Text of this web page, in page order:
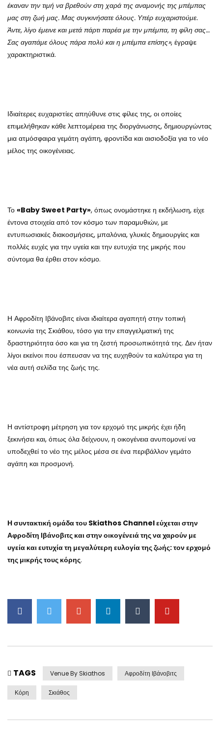
έκαναν την τιμή να βρεθούν στη χαρά της αναμονής της μπέμπας
μας στη ζωή μας. Μας συγκινήσατε όλους. Υπέρ ευχαριστούμε.
Άντε, λίγο έμεινε και μετά πάρτι παρέα με την μπέμπα, τη φίλη σας…
Σας αγαπάμε όλους πάρα πολύ και η μπέμπα επίσης», έγραψε
χαρακτηριστικά.
Ιδιαίτερες ευχαριστίες απηύθυνε στις φίλες της, οι οποίες
επιμελήθηκαν κάθε λεπτομέρεια της διοργάνωσης, δημιουργώντας
μια ατμόσφαιρα γεμάτη αγάπη, φροντίδα και αισιοδοξία για το νέο
μέλος της οικογένειας.
Το «Baby Sweet Party», όπως ονομάστηκε η εκδήλωση, είχε
έντονα στοιχεία από τον κόσμο των παραμυθιών, με
εντυπωσιακές διακοσμήσεις, μπαλόνια, γλυκές δημιουργίες και
πολλές ευχές για την υγεία και την ευτυχία της μικρής που
σύντομα θα έρθει στον κόσμο.
Η Αφροδίτη Ιβάνοβιτς είναι ιδιαίτερα αγαπητή στην τοπική
κοινωνία της Σκιάθου, τόσο για την επαγγελματική της
δραστηριότητα όσο και για τη ζεστή προσωπικότητά της. Δεν ήταν
λίγοι εκείνοι που έσπευσαν να της ευχηθούν τα καλύτερα για τη
νέα αυτή σελίδα της ζωής της.
Η αντίστροφη μέτρηση για τον ερχομό της μικρής έχει ήδη
ξεκινήσει και, όπως όλα δείχνουν, η οικογένεια ανυπομονεί να
υποδεχθεί το νέο της μέλος μέσα σε ένα περιβάλλον γεμάτο
αγάπη και προσμονή.
Η συντακτική ομάδα του Skiathos Channel εύχεται στην
Αφροδίτη Ιβάνοβιτς και στην οικογένειά της να χαρούν με
υγεία και ευτυχία τη μεγαλύτερη ευλογία της ζωής: τον ερχομό
της μικρής τους κόρης.
TAGS Venue By Skiathos Αφροδίτη Ιβάνοβιτς
Κόρη Σκιάθος